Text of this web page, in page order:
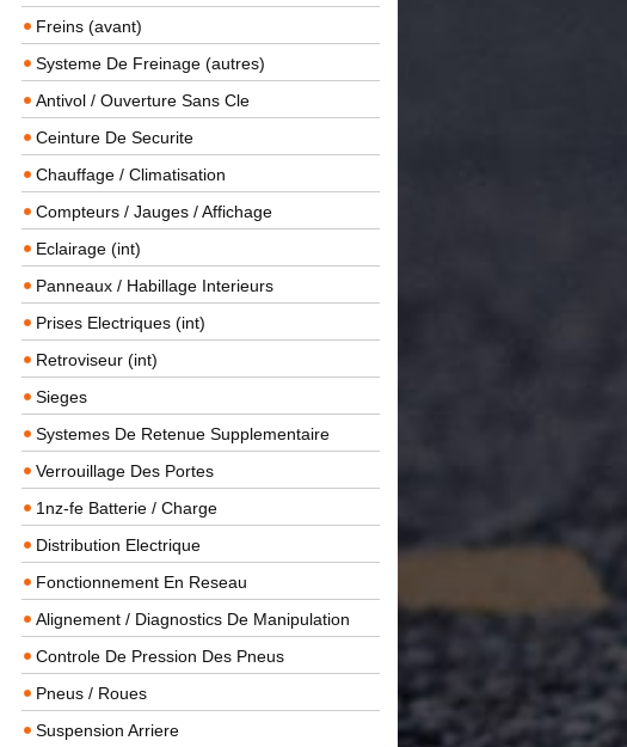
Freins (avant)
Systeme De Freinage (autres)
Antivol / Ouverture Sans Cle
Ceinture De Securite
Chauffage / Climatisation
Compteurs / Jauges / Affichage
Eclairage (int)
Panneaux / Habillage Interieurs
Prises Electriques (int)
Retroviseur (int)
Sieges
Systemes De Retenue Supplementaire
Verrouillage Des Portes
1nz-fe Batterie / Charge
Distribution Electrique
Fonctionnement En Reseau
Alignement / Diagnostics De Manipulation
Controle De Pression Des Pneus
Pneus / Roues
Suspension Arriere